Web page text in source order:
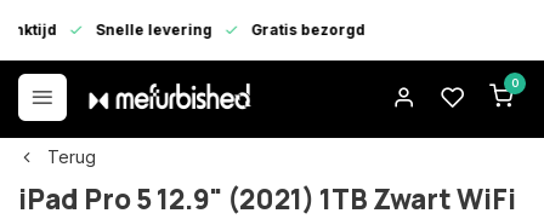
Snelle levering Gratis bezorgd
0
Terug
iPad Pro 5 12.9" (2021) 1TB Zwart WiFi